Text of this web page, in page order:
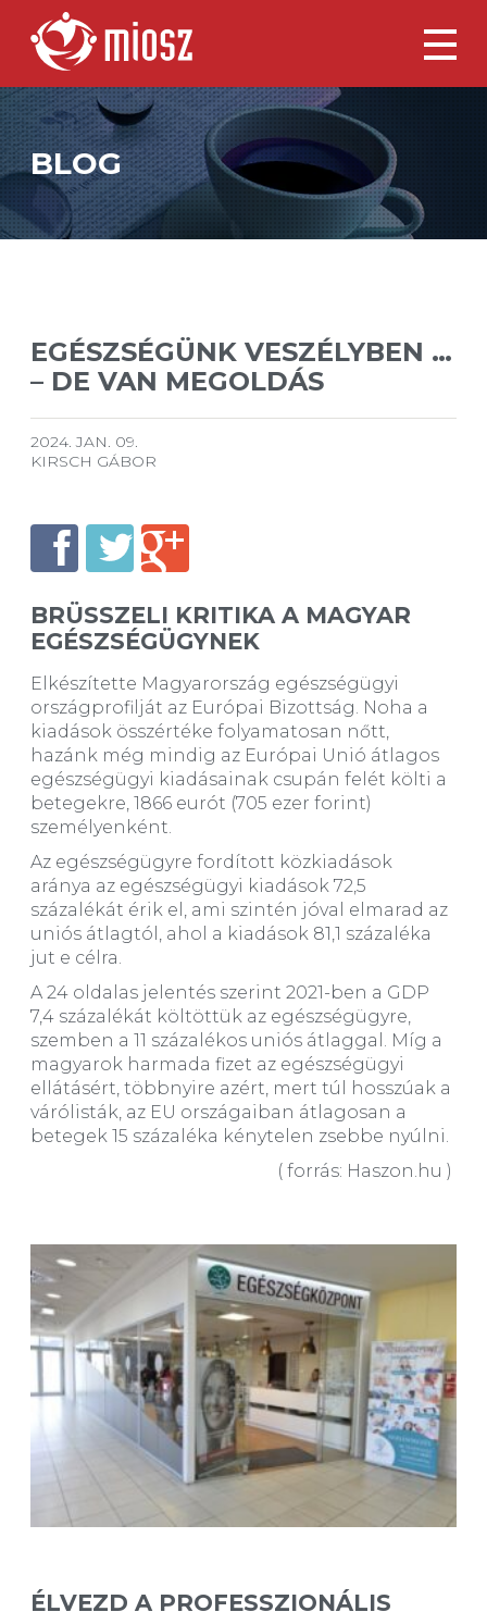
BLOG
EGÉSZSÉGÜNK VESZÉLYBEN …
– DE VAN MEGOLDÁS
2024. JAN. 09.
KIRSCH GÁBOR
BRÜSSZELI KRITIKA A MAGYAR
EGÉSZSÉGÜGYNEK
Elkészítette Magyarország egészségügyi
országprofilját az Európai Bizottság. Noha a
kiadások összértéke folyamatosan nőtt,
hazánk még mindig az Európai Unió átlagos
egészségügyi kiadásainak csupán felét költi a
betegekre, 1866 eurót (705 ezer forint)
személyenként.
Az egészségügyre fordított közkiadások
aránya az egészségügyi kiadások 72,5
százalékát érik el, ami szintén jóval elmarad az
uniós átlagtól, ahol a kiadások 81,1 százaléka
jut e célra.
A 24 oldalas jelentés szerint 2021-ben a GDP
7,4 százalékát költöttük az egészségügyre,
szemben a 11 százalékos uniós átlaggal. Míg a
magyarok harmada fizet az egészségügyi
ellátásért, többnyire azért, mert túl hosszúak a
várólisták, az EU országaiban átlagosan a
betegek 15 százaléka kénytelen zsebbe nyúlni.
( forrás: Haszon.hu )
ÉLVEZD A PROFESSZIONÁLIS